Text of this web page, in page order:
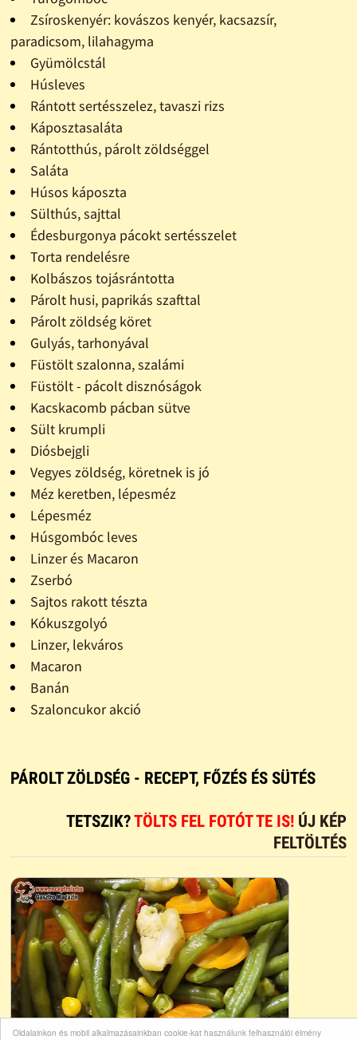
Oldalainkon és mobil alkalmazásainkban cookie-kat használunk felhasználói élmény
Zsíroskenyér: kovászos kenyér, kacsazsír,
paradicsom, lilahagyma
Gyümölcstál
Húsleves
Rántott sertésszelez, tavaszi rizs
Káposztasaláta
Rántotthús, párolt zöldséggel
Saláta
Húsos káposzta
Sülthús, sajttal
Édesburgonya pácokt sertésszelet
Torta rendelésre
Kolbászos tojásrántotta
Párolt husi, paprikás szafttal
Párolt zöldség köret
Gulyás, tarhonyával
Füstölt szalonna, szalámi
Füstölt - pácolt disznóságok
Kacskacomb pácban sütve
Sült krumpli
Diósbejgli
Vegyes zöldség, köretnek is jó
Méz keretben, lépesméz
Lépesméz
Húsgombóc leves
Linzer és Macaron
Zserbó
Sajtos rakott tészta
Kókuszgolyó
Linzer, lekváros
Macaron
Banán
Szaloncukor akció
PÁROLT ZÖLDSÉG - RECEPT, FŐZÉS ÉS SÜTÉS
TETSZIK?TÖLTS FEL FOTÓT TE IS! ÚJ KÉP
FELTÖLTÉS